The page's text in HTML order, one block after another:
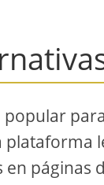
popular
plataforma
páginas